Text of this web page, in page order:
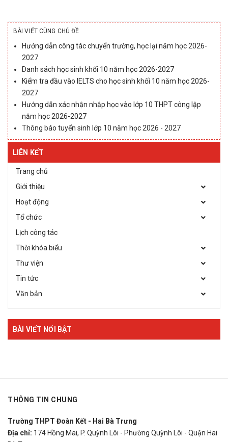
BÀI VIẾT CÙNG CHỦ ĐỀ
Hướng dẫn công tác chuyển trường, học lại năm học 2026-
2027
Danh sách học sinh khối 10 năm học 2026-2027
Kiểm tra đầu vào IELTS cho học sinh khối 10 năm học 2026-
2027
Hướng dẫn xác nhận nhập học vào lớp 10 THPT công lập
năm học 2026-2027
Thông báo tuyển sinh lớp 10 năm học 2026 - 2027
LIÊN KẾT
Trang chủ
Giới thiệu
Hoạt động
Tổ chức
Lịch công tác
Thời khóa biểu
Thư viện
Tin tức
Văn bản
BÀI VIẾT NỔI BẬT
THÔNG TIN CHUNG
Trường THPT Đoàn Kết - Hai Bà Trưng
Địa chỉ: 174 Hồng Mai, P. Quỳnh Lôi - Phường Quỳnh Lôi - Quận Hai